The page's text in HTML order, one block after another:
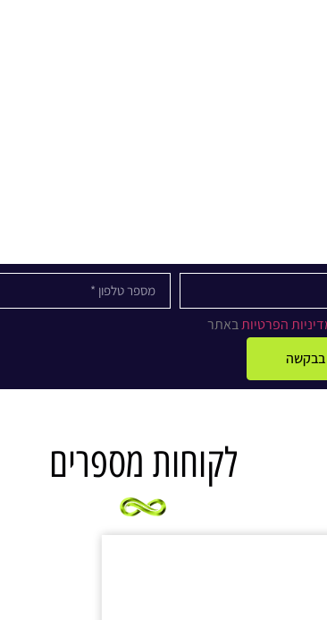
הפרטיותבאתר
בבקשה
לקוחות מספרים